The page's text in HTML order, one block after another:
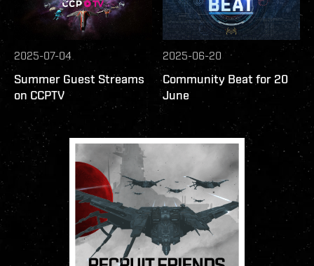
2025-07-04
Summer Guest Streams
on CCPTV
2025-06-20
Community Beat for 20
June